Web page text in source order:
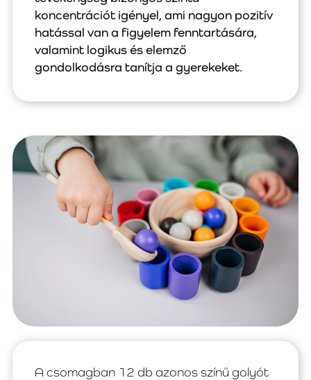
koncentrációt igényel, ami nagyon pozitív
hatással van a figyelem fenntartására,
valamint logikus és elemző
gondolkodásra tanítja a gyerekeket.
A csomagban 12 db azonos színű golyót